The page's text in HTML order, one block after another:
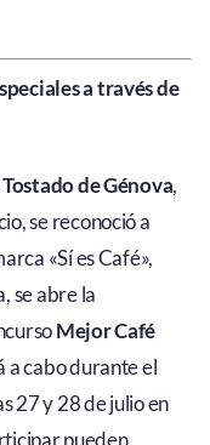
a través de
de Génova,
se reconoció a
«Sí es Café»,
se abre la
Mejor Café
a cabo durante el
27 y 28 de julio en